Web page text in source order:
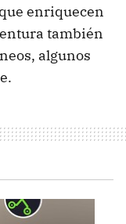
enriquecen
también
algunos